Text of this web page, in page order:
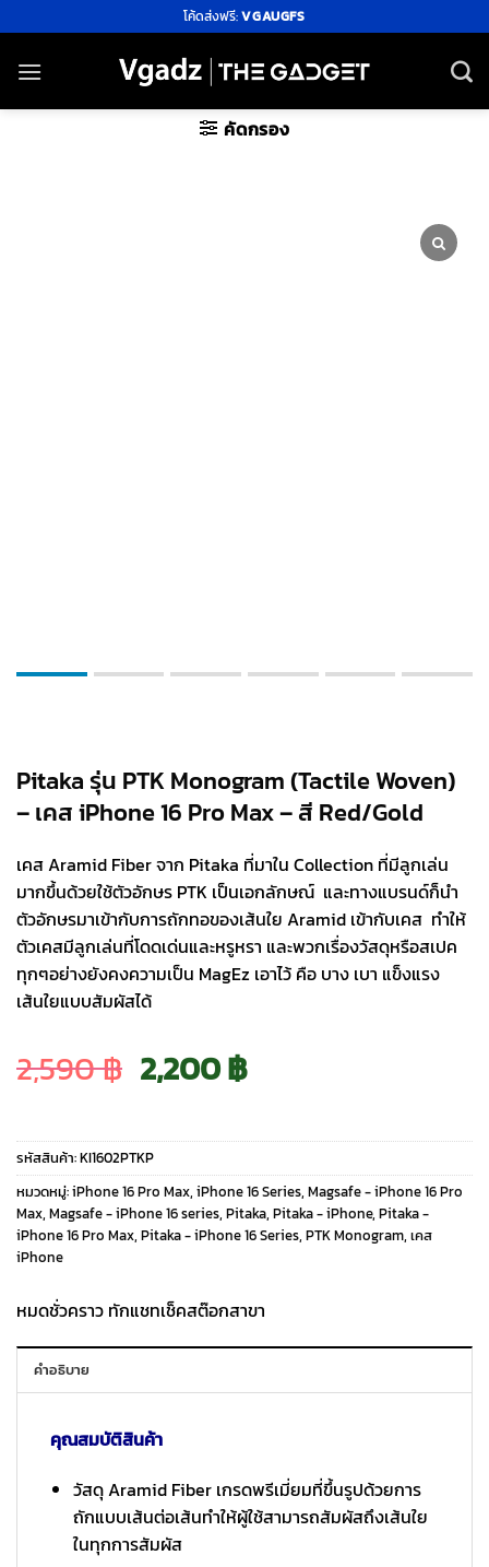
ไป
ยัง
โค้ดส่งฟรี:VGAUGFS
คัดกรอง
Pitaka รุ่น PTK Monogram (Tactile Woven)
– เคส iPhone 16 Pro Max – สี Red/Gold
เคส Aramid Fiber จาก Pitaka ที่มาใน Collection ที่มีลูกเล่น
มากขึ้นด้วยใช้ตัวอักษร PTK เป็นเอกลักษณ์ และทางแบรนด์ก็นำ
ตัวอักษรมาเข้ากับการถักทอของเส้นใย Aramid เข้ากับเคส ทำให้
ตัวเคสมีลูกเล่นที่โดดเด่นและหรูหรา และพวกเรื่องวัสดุหรือสเปค
ทุกๆอย่างยังคงความเป็น MagEz เอาไว้ คือ บาง เบา แข็งแรง
เส้นใยแบบสัมผัสได้
2,590฿ Original
price
was:
2,590 ฿.
2,200฿Current
price
is:
2,200 ฿.
รหัสสินค้า:KI1602PTKP
หมวดหมู่:iPhone 16 Pro Max, iPhone 16 Series, Magsafe - iPhone 16 Pro
Max, Magsafe - iPhone 16 series, Pitaka, Pitaka - iPhone, Pitaka -
iPhone 16 Pro Max, Pitaka - iPhone 16 Series, PTK Monogram, เคส
iPhone
หมดชั่วคราว ทักแชทเช็คสต๊อกสาขา
คำอธิบาย
คุณสมบัติสินค้า
วัสดุ Aramid Fiber เกรดพรีเมี่ยมที่ขึ้นรูปด้วยการ
ถักแบบเส้นต่อเส้นทำให้ผู้ใช้สามารถสัมผัสถึงเส้นใย
ในทุกการสัมผัส